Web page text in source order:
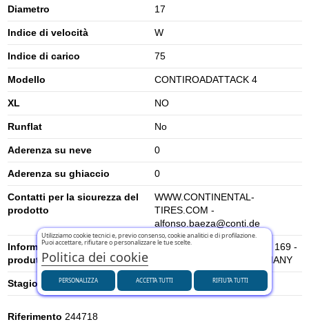
Diametro 17
Indice di velocità W
Indice di carico 75
Modello CONTIROADATTACK 4
XL NO
Runflat No
Aderenza su neve 0
Aderenza su ghiaccio 0
Contatti per la sicurezza del
prodotto
WWW.CONTINENTAL-
TIRES.COM -
alfonso.baeza@conti.de
Informazioni di sicurezza del
produttore
Continental AG. P. O . BOX 169 -
30001 HANNOVER, GERMANY
Stagione Estivi
Riferimento 244718
Utilizziamo cookie tecnici e, previo consenso, cookie analitici e di profilazione.
Puoi accettare, rifiutare o personalizzare le tue scelte.
Politica dei cookie
PERSONALIZZA RIFIUTA TUTTI
ACCETTA TUTTI